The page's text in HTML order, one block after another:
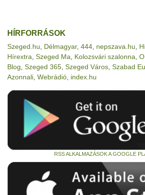
HÍRFORRÁSOK
Szeged.hu Délmagyar, 444 nepszava.hu
Hírextra Szeged Ma Kolozsvári szalonna
Blog Szeged 365 Szeged Város Szabad
Azonnali Webrádió index.hu
RSS ALKALMAZÁSOK A GOOGLE